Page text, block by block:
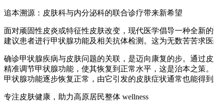
追本溯源：皮肤科与内分泌科的联合诊疗带来新希望
面对顽固性皮炎或特征性皮肤改变，现代医学倡导一种全新
建议患者进行甲状腺功能及相关抗体检测。这为无数苦苦求医
确诊甲状腺疾病与皮肤问题的关联，是迈向康复的步。通过
精准调节甲状腺功能，使其恢复到正常水平，这是治本之策
甲状腺功能逐步恢复正常，由它引发的皮肤症状通常也能得
专注皮肤健康，助力高原居民整体 wellness